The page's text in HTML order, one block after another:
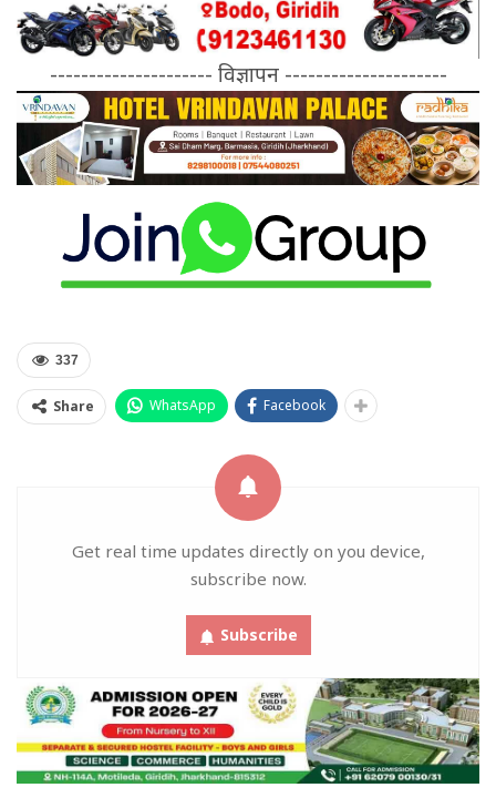
--------------------- विज्ञापन ---------------------
337
Share WhatsApp Facebook
Get real time updates directly on you device,
subscribe now.
Subscribe